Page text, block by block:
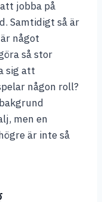
jobba på
Samtidigt så är
något
så stor
sig att
någon roll?
men en
är inte så